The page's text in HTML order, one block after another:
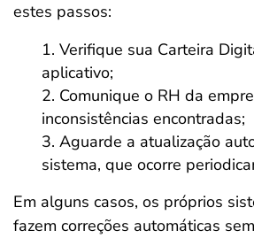
estes passos:
Verifique sua Carteira
aplicativo;
Comunique o RH da
inconsistências encontradas;
Aguarde a atualização
sistema, que ocorre
Em alguns casos, os próprios
fazem correções automáticas